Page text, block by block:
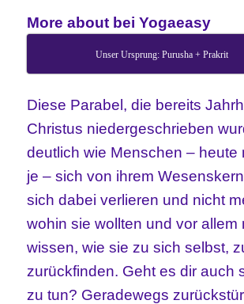
More about bei Yogaeasy
Unser Ursprung: Purusha + Prakrit
Diese Parabel, die bereits
Christus niedergeschrieben
deutlich wie Menschen – heute
je – sich von ihrem
sich dabei verlieren und nicht
wohin sie wollten und vor allem
wissen, wie sie zu sich selbst,
zurückfinden. Geht es dir auch
zu tun? Geradewegs